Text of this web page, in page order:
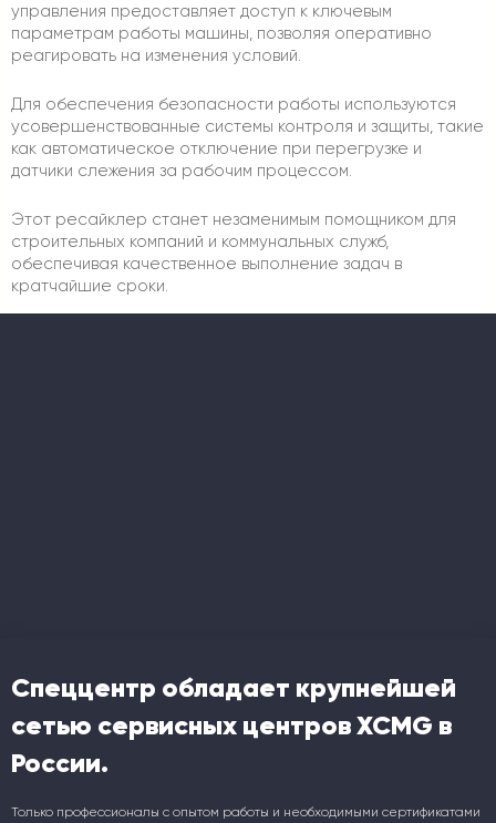
управления предоставляет доступ к ключевым
параметрам работы машины, позволяя оперативно
реагировать на изменения условий.
Для обеспечения безопасности работы используются
усовершенствованные системы контроля и защиты, такие
как автоматическое отключение при перегрузке и
датчики слежения за рабочим процессом.
Этот ресайклер станет незаменимым помощником для
строительных компаний и коммунальных служб,
обеспечивая качественное выполнение задач в
кратчайшие сроки.
Спеццентр обладает крупнейшей
сетью сервисных центров XCMG в
России.
Только профессионалы с опытом работы и необходимыми сертификатами